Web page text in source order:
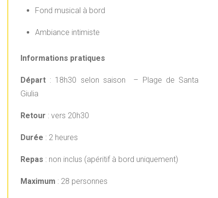
Fond musical à bord
Ambiance intimiste
Informations pratiques
Départ : 18h30 selon saison – Plage de Santa
Giulia
Retour : vers 20h30
Durée : 2 heures
Repas : non inclus (apéritif à bord uniquement)
Maximum : 28 personnes